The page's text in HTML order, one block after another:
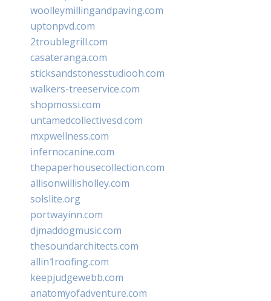
woolleymillingandpaving.com
uptonpvd.com
2troublegrill.com
casateranga.com
sticksandstonesstudiooh.com
walkers-treeservice.com
shopmossi.com
untamedcollectivesd.com
mxpwellness.com
infernocanine.com
thepaperhousecollection.com
allisonwillisholley.com
solslite.org
portwayinn.com
djmaddogmusic.com
thesoundarchitects.com
allin1roofing.com
keepjudgewebb.com
anatomyofadventure.com